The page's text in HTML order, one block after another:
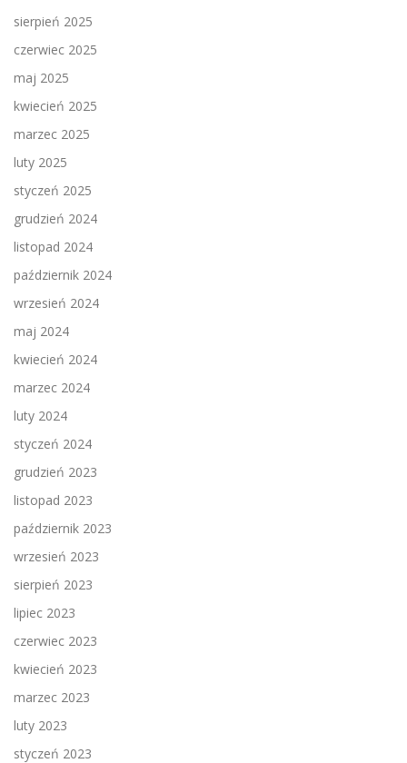
sierpień 2025
czerwiec 2025
maj 2025
kwiecień 2025
marzec 2025
luty 2025
styczeń 2025
grudzień 2024
listopad 2024
październik 2024
wrzesień 2024
maj 2024
kwiecień 2024
marzec 2024
luty 2024
styczeń 2024
grudzień 2023
listopad 2023
październik 2023
wrzesień 2023
sierpień 2023
lipiec 2023
czerwiec 2023
kwiecień 2023
marzec 2023
luty 2023
styczeń 2023